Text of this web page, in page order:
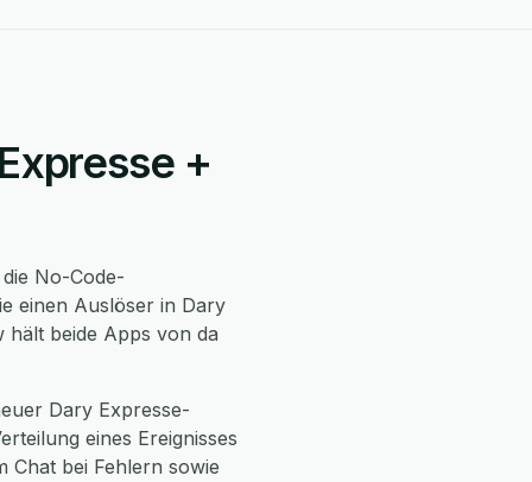
+
No-Code-
einen Auslöser in Dary
hält beide Apps von da
Dary Expresse-
eines Ereignisses
Chat bei Fehlern sowie